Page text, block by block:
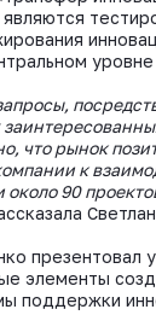
что рынок
к
90
презентовал
элементы
поддержки